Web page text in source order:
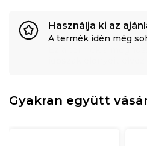
Használja ki az
A termék idén még
Gyakran együtt